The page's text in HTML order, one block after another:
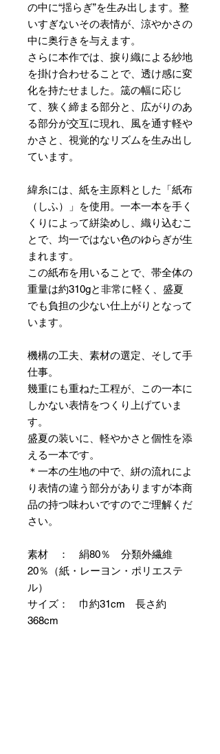
の中に“揺らぎ”を生み出します。整
いすぎないその表情が、涼やかさの
中に奥行きを与えます。
さらに本作では、捩り織による紗地
を掛け合わせることで、透け感に変
化を持たせました。筬の幅に応じ
て、狭く締まる部分と、広がりのあ
る部分が交互に現れ、風を通す軽や
かさと、視覚的なリズムを生み出し
ています。
緯糸には、紙を主原料とした「紙布
（しふ）」を使用。一本一本を手く
くりによって絣染めし、織り込むこ
とで、均一ではない色のゆらぎが生
まれます。
この紙布を用いることで、帯全体の
重量は約310gと非常に軽く、盛夏
でも負担の少ない仕上がりとなって
います。
機構の工夫、素材の選定、そして手
仕事。
幾重にも重ねた工程が、この一本に
しかない表情をつくり上げていま
す。
盛夏の装いに、軽やかさと個性を添
える一本です。
＊一本の生地の中で、絣の流れによ
り表情の違う部分がありますが本商
品の持つ味わいですのでご理解くだ
さい。
素材 ： 絹80％ 分類外繊維
20％（紙・レーヨン・ポリエステ
ル）
サイズ： 巾約31cm 長さ約
368cm